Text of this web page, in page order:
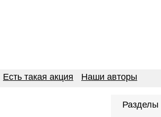
Есть такая акция Наши авторы
Разделы